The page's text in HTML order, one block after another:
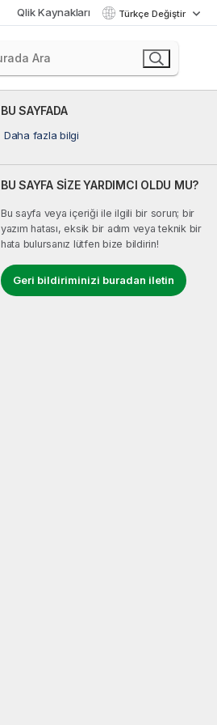
Qlik Kaynakları Türkçe Değiştir
BU SAYFADA
Daha fazla bilgi
BU SAYFA SİZE YARDIMCI OLDU MU?
Bu sayfa veya içeriği ile ilgili bir sorun; bir
yazım hatası, eksik bir adım veya teknik bir
hata bulursanız lütfen bize bildirin!
Geri bildiriminizi buradan iletin